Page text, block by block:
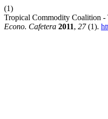
(1)
Tropical Commodity Coalition -
Econo. Cafetera 2011, 27(1).